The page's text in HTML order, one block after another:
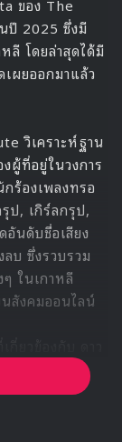
วามสัมพันธ์ที่
บาท
มีพลังบวก โดย
ง ซึ่งช่วยส่งต่อ